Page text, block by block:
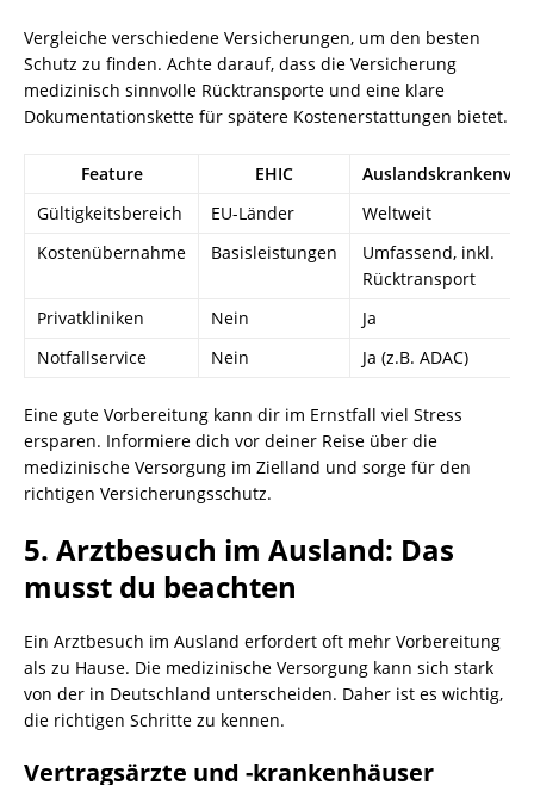
Vergleiche verschiedene Versicherungen, um den besten
Schutz zu finden. Achte darauf, dass die Versicherung
medizinisch sinnvolle Rücktransporte und eine klare
Dokumentationskette für spätere Kostenerstattungen bietet.
Feature EHIC
Gültigkeitsbereich
EU-Länder
Weltweit
Kostenübernahme
Basisleistungen
Umfassend, inkl.
Rücktransport
Privatkliniken
Nein
Ja
Notfallservice
Nein Ja (z.B. ADAC)
Eine gute Vorbereitung kann dir im Ernstfall viel Stress
ersparen. Informiere dich vor deiner Reise über die
medizinische Versorgung im Zielland und sorge für den
richtigen Versicherungsschutz.
5. Arztbesuch im Ausland: Das
musst du beachten
Ein Arztbesuch im Ausland erfordert oft mehr Vorbereitung
als zu Hause. Die medizinische Versorgung kann sich stark
von der in Deutschland unterscheiden. Daher ist es wichtig,
die richtigen Schritte zu kennen.
Vertragsärzte und -krankenhäuser